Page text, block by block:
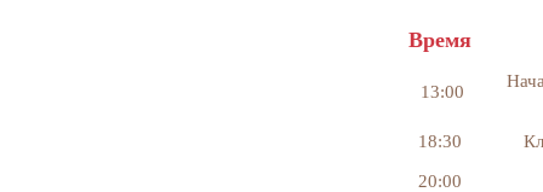
Время
13:00
18:30
20:00